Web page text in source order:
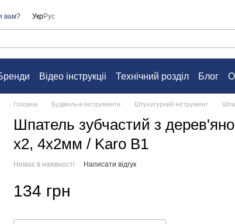
вам? УкрРус
Відео інструкціі Технічний розділ Блог
Головна Будівельні інструменти Штукатурний інструмент
Шпатель зубчастий з
х2, 4х2мм / Karo В1
Немає в наявності Написати відгук
134 грн